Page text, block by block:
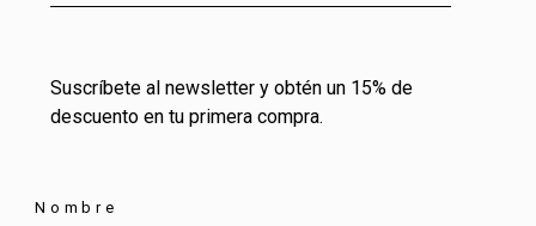
Suscríbete al newsletter y obtén un 15% de
descuento en tu primera compra.
Nombre